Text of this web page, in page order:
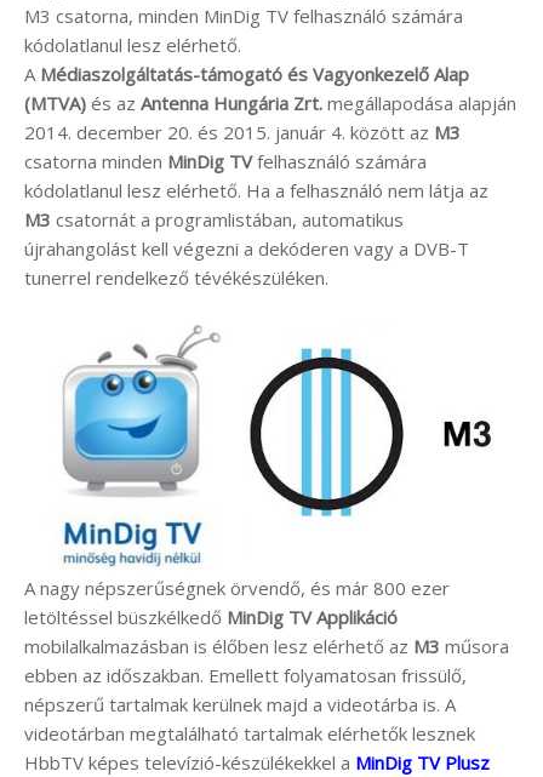
M3 csatorna, minden MinDig TV felhasználó számára
kódolatlanul lesz elérhető.
A Médiaszolgáltatás-támogató és Vagyonkezelő Alap
(MTVA) és az Antenna Hungária Zrt. megállapodása alapján
2014. december 20. és 2015. január 4. között az M3
csatorna minden MinDig TVfelhasználó számára
kódolatlanul lesz elérhető. Ha a felhasználó nem látja az
M3 csatornát a programlistában, automatikus
újrahangolást kell végezni a dekóderen vagy a DVB-T
tunerrel rendelkező tévékészüléken.
A nagy népszerűségnek örvendő, és már 800 ezer
letöltéssel büszkélkedő MinDig TV Applikáció
mobilalkalmazásban is élőben lesz elérhető az M3 műsora
ebben az időszakban. Emellett folyamatosan frissülő,
népszerű tartalmak kerülnek majd a videotárba is. A
videotárban megtalálható tartalmak elérhetők lesznek
HbbTV képes televízió-készülékekkel a MinDig TV Plusz